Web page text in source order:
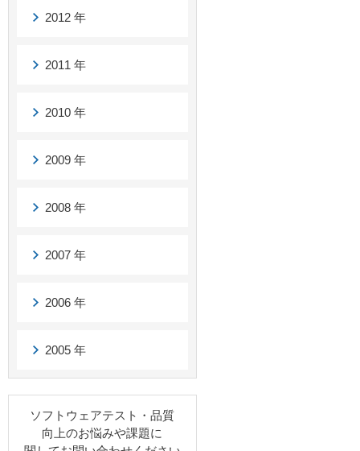
2012 年
2011 年
2010 年
2009 年
2008 年
2007 年
2006 年
2005 年
ソフトウェアテスト・品質
向上のお悩みや課題に